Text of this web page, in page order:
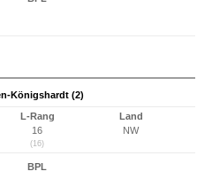
Königshardt (2)
L-Rang
16
(16)
Land
NW
BPL